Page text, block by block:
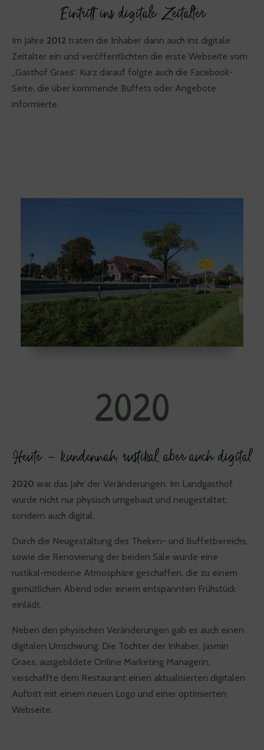
Eintritt ins digitale Zeitalter
Im Jahre 2012 traten die Inhaber dann auch ins digitale
Zeitalter ein und veröffentlichten die erste Webseite vom
„Gasthof Graes“. Kurz darauf folgte auch die Facebook-
Seite, die über kommende Buffets oder Angebote
informierte.
2020
Heute – kundennah, rustikal, aber auch digital
2020 war das Jahr der Veränderungen. Im Landgasthof
wurde nicht nur physisch umgebaut und neugestaltet,
sondern auch digital.
Durch die Neugestaltung des Theken- und Buffetbereichs,
sowie die Renovierung der beiden Säle wurde eine
rustikal-moderne Atmosphäre geschaffen, die zu einem
gemütlichen Abend oder einem entspannten Frühstück
einlädt.
Neben den physischen Veränderungen gab es auch einen
digitalen Umschwung. Die Tochter der Inhaber, Jasmin
Graes, ausgebildete Online Marketing Managerin,
verschaffte dem Restaurant einen aktualisierten digitalen
Auftritt mit einem neuen Logo und einer optimierten
Webseite.